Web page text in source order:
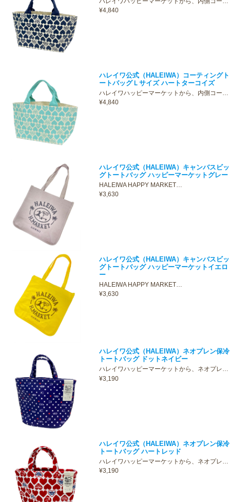
¥4,840
ハレイワ公式（HALEIWA）コーティングト
ートバッグＬサイズ ハートターコイズ
ハレイワハッピーマーケットから、内側コー…
¥4,840
ハレイワ公式（HALEIWA）キャンバスビッ
グトートバッグ ハッピーマーケットグレー
HALEIWA HAPPY MARKET…
¥3,630
ハレイワ公式（HALEIWA）キャンバスビッ
グトートバッグ ハッピーマーケットイエロ
ー
HALEIWA HAPPY MARKET…
¥3,630
ハレイワ公式（HALEIWA）ネオプレン保冷
トートバッグ ドットネイビー
ハレイワハッピーマーケットから、ネオプレ…
¥3,190
ハレイワ公式（HALEIWA）ネオプレン保冷
トートバッグ ハートレッド
ハレイワハッピーマーケットから、ネオプレ…
¥3,190